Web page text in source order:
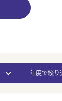
年度で絞り